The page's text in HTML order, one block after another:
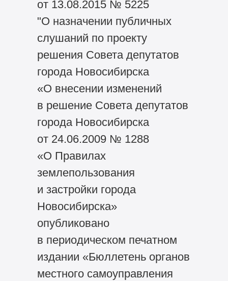
от 13.08.2015 № 5225
"О назначении публичных
слушаний по проекту
решения Совета депутатов
города Новосибирска
«О внесении изменений
в решение Совета депутатов
города Новосибирска
от 24.06.2009 № 1288
«О Правилах
землепользования
и застройки города
Новосибирска»
опубликовано
в периодическом печатном
издании «Бюллетень органов
местного самоуправления